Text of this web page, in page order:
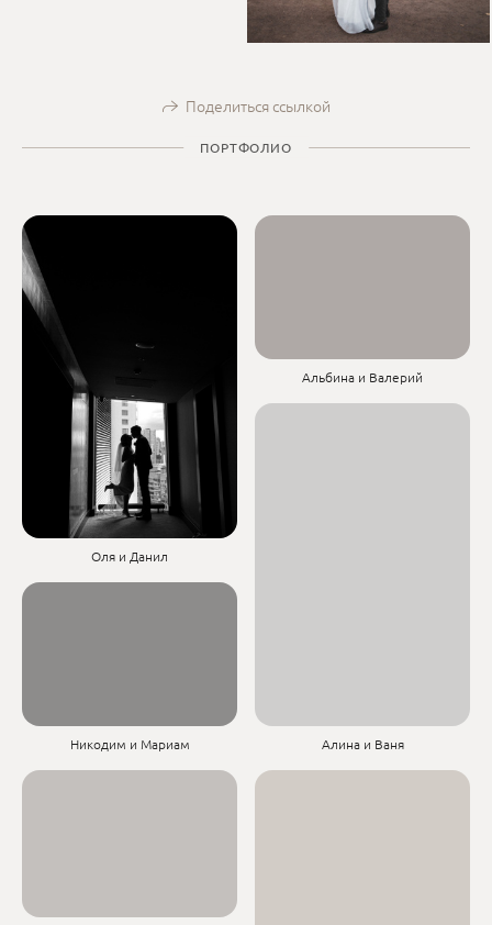
Поделиться ссылкой
ПОРТФОЛИО
Оля и Данил
Альбина и Валерий
Алина и Ваня
Никодим и Мариам